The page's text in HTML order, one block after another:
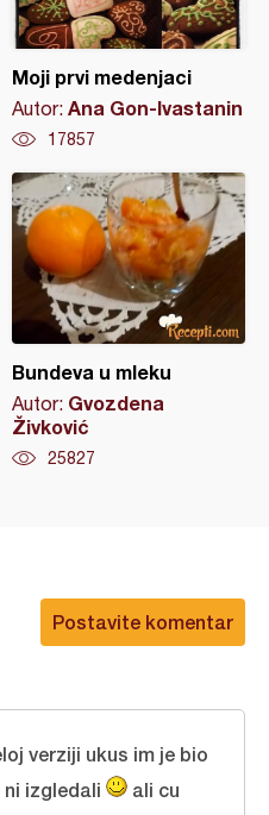
Moji prvi medenjaci
Autor: Ana Gon-Ivastanin
17857
Bundeva u mleku
Autor: Gvozdena
Živković
25827
Postavite komentar
verziji ukus im je bio
izgledali
ali cu